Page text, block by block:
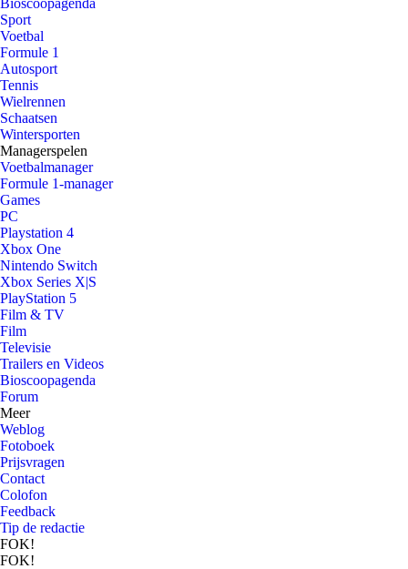
Bioscoopagenda
Sport
Voetbal
Formule 1
Autosport
Tennis
Wielrennen
Schaatsen
Wintersporten
Managerspelen
Voetbalmanager
Formule 1-manager
Games
PC
Playstation 4
Xbox One
Nintendo Switch
Xbox Series X|S
PlayStation 5
Film & TV
Film
Televisie
Trailers en Videos
Bioscoopagenda
Forum
Meer
Weblog
Fotoboek
Prijsvragen
Contact
Colofon
Feedback
Tip de redactie
FOK!
FOK!